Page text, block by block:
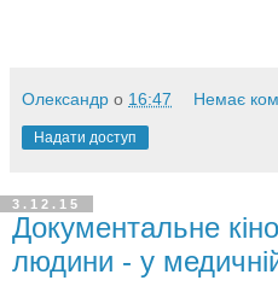
Олександр о 16:47 Немає
Надати доступ
3.12.15
Документальне
людини - у